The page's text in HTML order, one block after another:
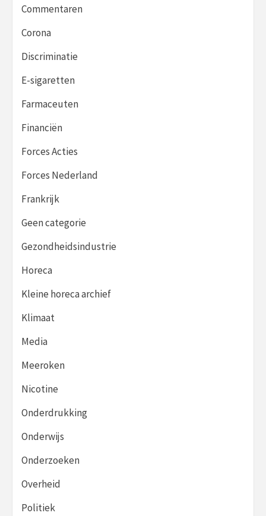
Commentaren
Corona
Discriminatie
E-sigaretten
Farmaceuten
Financiën
Forces Acties
Forces Nederland
Frankrijk
Geen categorie
Gezondheidsindustrie
Horeca
Kleine horeca archief
Klimaat
Media
Meeroken
Nicotine
Onderdrukking
Onderwijs
Onderzoeken
Overheid
Politiek